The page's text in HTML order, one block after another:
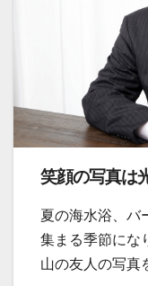
笑顔の写真は
夏の海水浴、バ
集まる季節にな
山の友人の写真